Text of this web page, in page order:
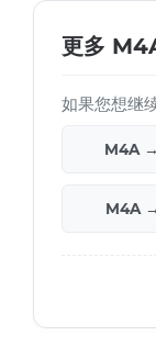
更多
如果您想继
M4A
M4A